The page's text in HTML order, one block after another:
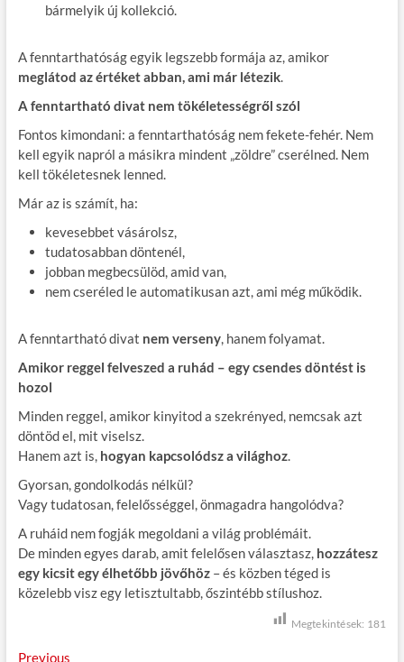
bármelyik új kollekció.
A fenntarthatóság egyik legszebb formája az, amikor
meglátod az értéket abban, ami már létezik.
A fenntartható divat nem tökéletességről szól
Fontos kimondani: a fenntarthatóság nem fekete-fehér. Nem
kell egyik napról a másikra mindent „zöldre” cserélned. Nem
kell tökéletesnek lenned.
Már az is számít, ha:
kevesebbet vásárolsz,
tudatosabban döntenél,
jobban megbecsülöd, amid van,
nem cseréled le automatikusan azt, ami még működik.
A fenntartható divat nem verseny, hanem folyamat.
Amikor reggel felveszed a ruhád – egy csendes döntést is
hozol
Minden reggel, amikor kinyitod a szekrényed, nemcsak azt
döntöd el, mit viselsz.
Hanem azt is, hogyan kapcsolódsz a világhoz.
Gyorsan, gondolkodás nélkül?
Vagy tudatosan, felelősséggel, önmagadra hangolódva?
A ruháid nem fogják megoldani a világ problémáit.
De minden egyes darab, amit felelősen választasz, hozzátesz
egy kicsit egy élhetőbb jövőhöz– és közben téged is
közelebb visz egy letisztultabb, őszintébb stílushoz.
Megtekintések: 181
Previous